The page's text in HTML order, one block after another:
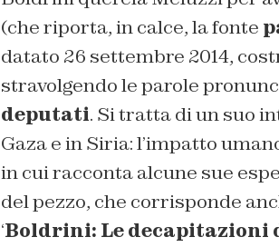
(che riporta, in calce, la fonte
datato 26 settembre 2014,
stravolgendo le parole
deputati. Si tratta di un suo
Gaza e in Siria: l’impatto
in cui racconta alcune sue
del pezzo, che corrisponde
‘Boldrini: Le decapitazioni